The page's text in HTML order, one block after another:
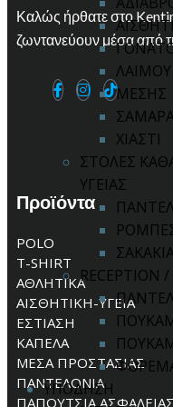
ΛΑΙΜΟΥ
ΜΕΣΗΣ
ΧΙΑΣΤΙ
ΣΤΟΛΕΣ
ΥΓΕΙΑΣ
RECEPTION /
ΥΠΟΔΗΣΗ
Καλώς ήρθατε στο
ζωντανεύουν μέσα από
Προϊόντα
POLO
T-SHIRT
ΑΘΛΗΤΙΚΑ
ΑΙΣΘΗΤΙΚΗ-ΥΓΕΙΑ
ΕΣΤΙΑΣΗ
ΚΑΠΕΛΑ
ΜΕΣΑ ΠΡΟΣΤΑΣΙΑΣ
ΠΑΝΤΕΛΟΝΙΑ
ΠΑΠΟΥΤΣΙΑ ΑΣΦΑΛΕΙΑΣ